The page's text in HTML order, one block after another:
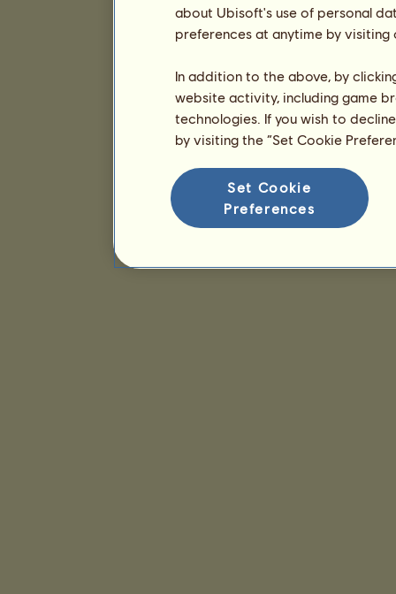
about Ubisoft's use of personal
preferences at anytime by
In addition to the above, by
website activity, including game
technologies. If you wish to
by visiting the “Set Cookie
Set Cookie
Preferences